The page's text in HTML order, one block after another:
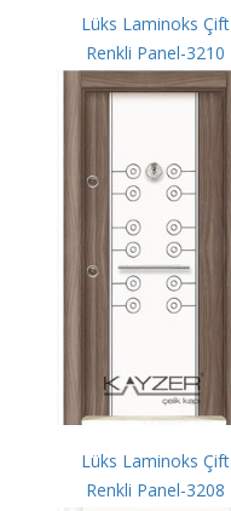
Lüks Laminoks Çift
Renkli Panel-3210
Lüks Laminoks Çift
Renkli Panel-3208